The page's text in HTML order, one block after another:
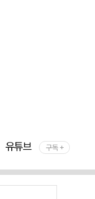
유튜브 구독 +